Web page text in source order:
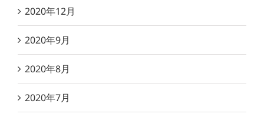
2020年12月
2020年9月
2020年8月
2020年7月